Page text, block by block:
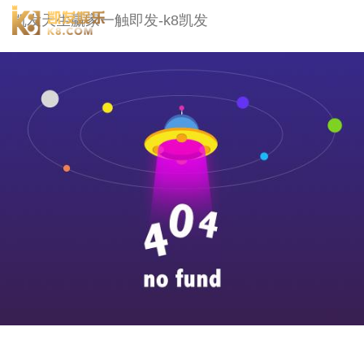
冠城大通-凯发天生赢家一触即发
凯发天生赢家一触即发-k8凯发